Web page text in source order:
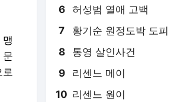
문
로
6 허성범 열애 고백
7 황기순 원정도박 도피
8 통영 살인사건
9 리센느 메이
10 리센느 원이